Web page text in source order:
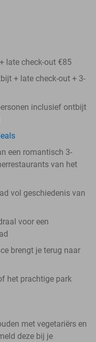
late check-out €85
+ late check-out + 3-
inclusief ontbijt
een romantisch 3-
van het
vol geschiedenis van
voor een
brengt je terug naar
het prachtige park
met vegetariërs en
deze bij je